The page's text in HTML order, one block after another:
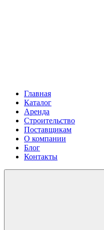
Главная
Каталог
Аренда
Строительство
Поставщикам
О компании
Блог
Контакты